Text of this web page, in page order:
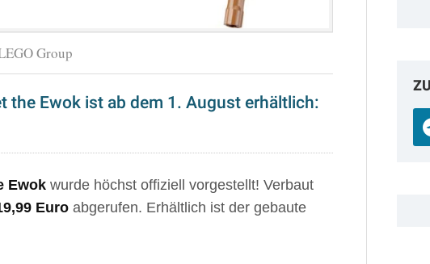
Group
the Ewok ist ab dem 1. August erhältlich:
Ewok wurde höchst offiziell vorgestellt! Verbaut
Euro abgerufen. Erhältlich ist der gebaute